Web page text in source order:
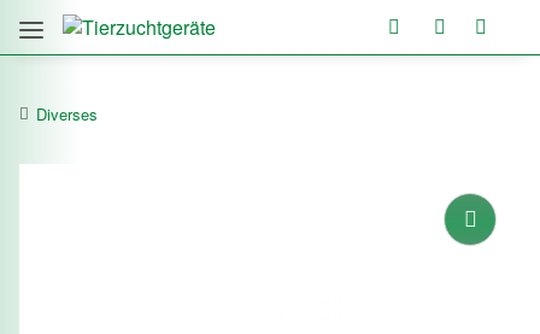
Diverses